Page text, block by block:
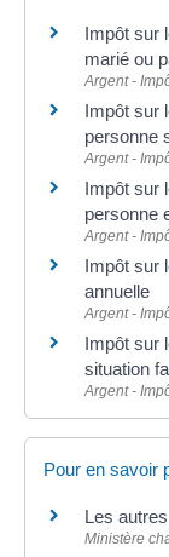
Impôt sur
marié ou
Argent -
Impôt sur
personne
Argent -
Impôt sur
personne
Argent -
Impôt sur
annuelle
Argent -
Impôt sur
situation
Argent -
Pour en savoir
Les
Ministère